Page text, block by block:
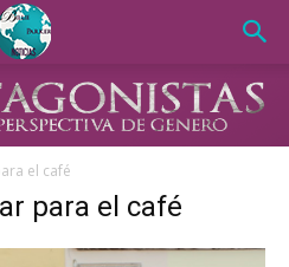
el café
para el café